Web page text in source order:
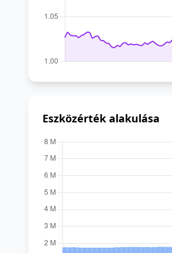
Eszközérték alakulása